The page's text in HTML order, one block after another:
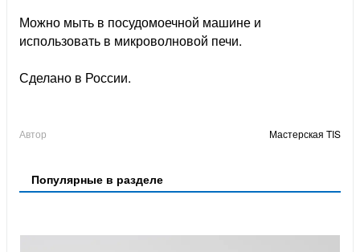
Можно мыть в посудомоечной машине и
использовать в микроволновой печи.
Сделано в России.
Автор Мастерская TIS
Популярные в разделе